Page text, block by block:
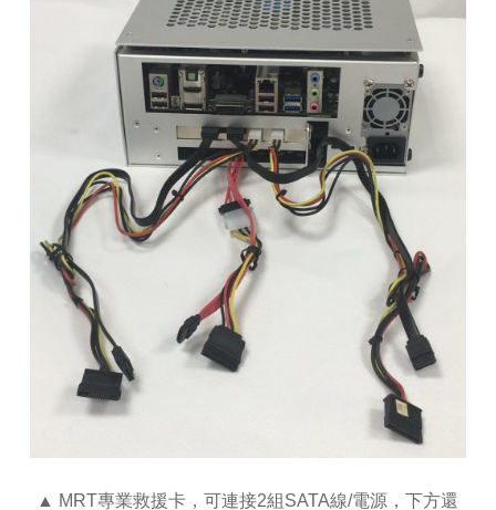
▲ MRT專業救援卡，可連接2組SATA線/電源，下方還